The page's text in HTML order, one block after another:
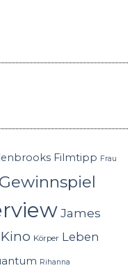
Filmtipp Frau
Gewinnspiel
James
Kino Körper Leben
Rihanna